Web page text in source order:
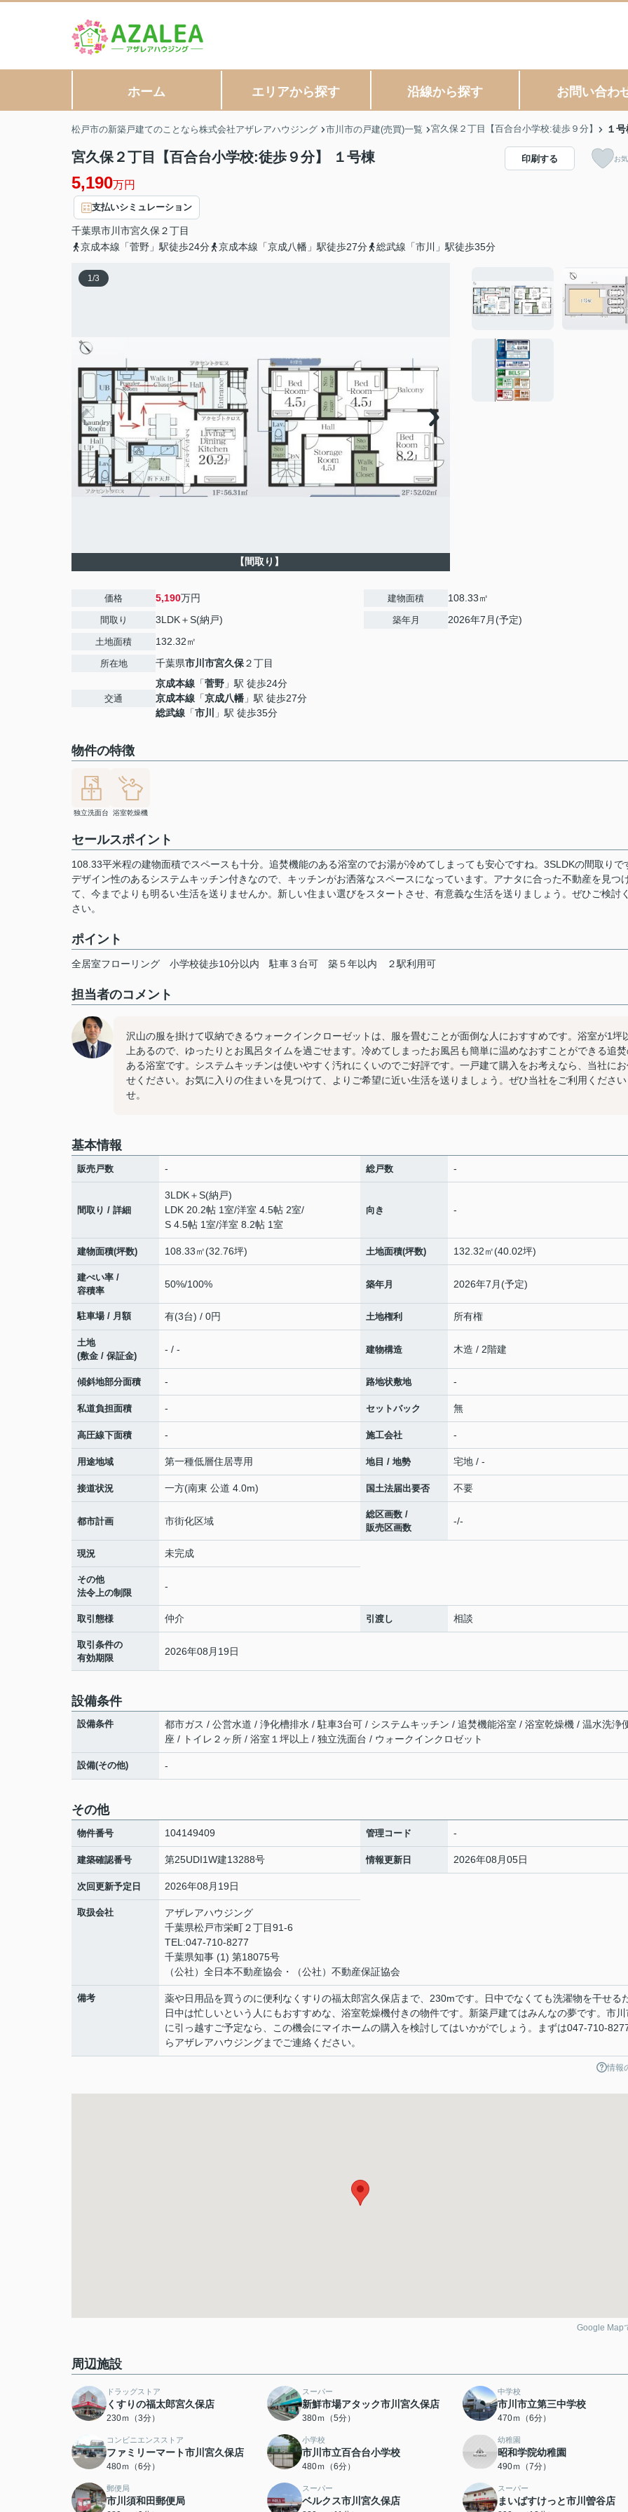
ホーム エリアから探す 沿線から探す お問い合わ
松戸市の新築戸建てのことなら株式会社アザレアハウジング 市川市の戸建(売買)一覧 宮久保２丁目【百合台小学校:徒歩９分】 １
宮久保２丁目【百合台小学校:徒歩９分】 １号棟
5,190万円
支払いシミュレーション
千葉県市川市宮久保 ２丁目
京成本線「菅野」駅徒歩24分
京成本線「京成八幡」駅徒歩27分 総武線「市川」駅徒歩35分
印刷する お
1/3
【間取り】
価格 5,190万円
間取り 3LDK＋S(納戸)
土地面積 132.32㎡
所在地 千葉県市川市宮久保２丁目
交通
京成本線 「菅野 」駅 徒歩24分
京成本線 「京成八幡 」駅 徒歩27分
総武線 「市川 」駅 徒歩35分
建物面積 108.33㎡
築年月 2026年7月(予定)
物件の特徴
独立洗面台 浴室乾燥機
セールスポイント
108.33平米程の建物面積でスペースも十分。追焚機能のある浴室のでお湯が冷めてしまっても安心ですね。3SLDKの間取りで
デザイン性のあるシステムキッチン付きなので、キッチンがお洒落なスペースになっています。アナタに合った不動産を見つ
て、今までよりも明るい生活を送りませんか。新しい住まい選びをスタートさせ、有意義な生活を送りましょう。ぜひご検討
さい。
ポイント
全居室フローリング 小学校徒歩10分以内 駐車３台可 築５年以内 ２駅利用可
担当者のコメント
沢山の服を掛けて収納できるウォークインクローゼットは、服を畳むことが面倒な人におすすめです。浴室が1坪
上あるので、ゆったりとお風呂タイムを過ごせます。冷めてしまったお風呂も簡単に温めなおすことができる追
ある浴室です。システムキッチンは使いやすく汚れにくいのでご好評です。一戸建て購入をお考えなら、当社に
せください。お気に入りの住まいを見つけて、よりご希望に近い生活を送りましょう。ぜひ当社をご利用くださ
せ。
基本情報
販売戸数 - 総戸数 -
間取り / 詳細
3LDK＋S(納戸)
LDK 20.2帖 1室/洋室 4.5帖 2室/
S 4.5帖 1室/洋室 8.2帖 1室
向き -
建物面積(坪数) 108.33㎡(32.76坪) 土地面積(坪数) 132.32㎡(40.02坪)
建ぺい率 /
容積率
50%/100% 築年月 2026年7月(予定)
駐車場 / 月額 有(3台) / 0円 土地権利 所有権
土地
(敷金 / 保証金)
- / - 建物構造 木造 / 2階建
傾斜地部分面積 - 路地状敷地 -
私道負担面積 - セットバック 無
高圧線下面積 - 施工会社 -
用途地域 第一種低層住居専用 地目 / 地勢 宅地 / -
接道状況 一方(南東 公道 4.0m) 国土法届出要否 不要
都市計画 市街化区域
総区画数 /
販売区画数
-/-
現況 未完成
その他
法令上の制限
-
取引態様 仲介 引渡し 相談
取引条件の
有効期限
2026年08月19日
設備条件
設備条件
都市ガス / 公営水道 / 浄化槽排水 / 駐車3台可 / システムキッチン / 追焚機能浴室 / 浴室乾燥機 / 温水洗浄
座 / トイレ２ヶ所 / 浴室１坪以上 / 独立洗面台 / ウォークインクロゼット
設備(その他) -
その他
物件番号 104149409 管理コード -
建築確認番号 第25UDI1W建13288号 情報更新日 2026年08月05日
次回更新予定日 2026年08月19日
取扱会社
アザレアハウジング
千葉県松戸市栄町２丁目91-6
TEL:047-710-8277
千葉県知事 (1) 第18075号
（公社）全日本不動産協会・（公社）不動産保証協会
備考
薬や日用品を買うのに便利なくすりの福太郎宮久保店まで、230mです。日中でなくても洗濯物を干せる
日中は忙しいという人にもおすすめな、浴室乾燥機付きの物件です。新築戸建てはみんなの夢です。市川
に引っ越すご予定なら、この機会にマイホームの購入を検討してはいかがでしょう。まずは047-710-
らアザレアハウジングまでご連絡ください。
情報
Google Map
周辺施設
ドラッグストア
くすりの福太郎宮久保店
230ｍ（3分）
スーパー
新鮮市場アタック市川宮久保店
380ｍ（5分）
中学校
市川市立第三中学校
470ｍ（6分）
コンビニエンスストア
ファミリーマート市川宮久保店
480ｍ（6分）
小学校
市川市立百合台小学校
480ｍ（6分）
幼稚園
昭和学院幼稚園
490ｍ（7分）
郵便局
市川須和田郵便局
スーパー
ベルクス市川宮久保店
スーパー
まいばすけっと市川曽谷店